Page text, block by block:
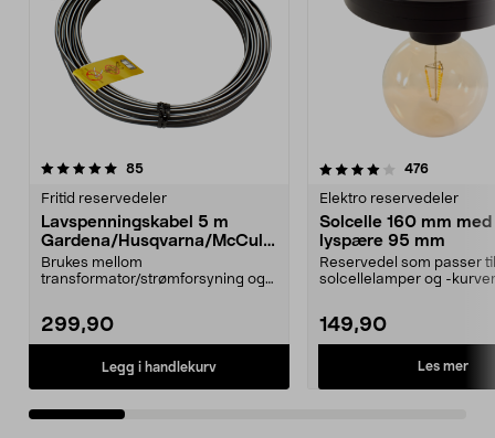
85anmeldelser
Fritid reservedeler
Lavspenningskabel 5 m
Gardena/Husqvarna/McCullo
ch/Flymo
Brukes mellom
transformator/strømforsyning og
299,90
Legg i handlekurv
4.0 av 5 stjerner 476
Elektro reservedeler
Solcelle 160 mm med
lyspære 95 mm
Reservedel som passer
solcellelamper og -
149,90
Les mer
4.5 av 5 stjerner